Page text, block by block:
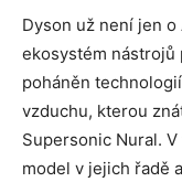
Dyson už není jen
ekosystém nástrojů
poháněn
vzduchu, kterou
Supersonic Nural.
model v jejich řadě